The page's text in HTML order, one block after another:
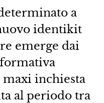
a
identikit
emerge dai
inchiesta
al periodo tra